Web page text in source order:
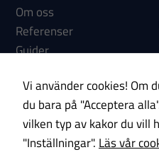
Om oss
Referenser
Guider
Kontakt
Prenumerera på vårt
Vi använder cookies! Om
du bara på "Acceptera
vilken typ av kakor du vill
"Inställningar". Läs vår